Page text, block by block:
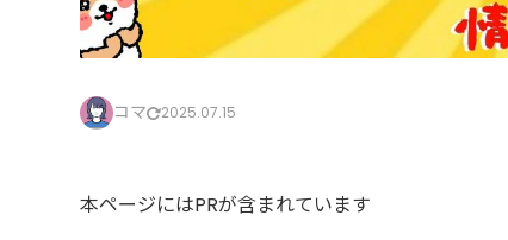
コマ 2025.07.15
本ページにはPRが含まれています